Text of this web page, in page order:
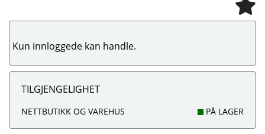
Kun innloggede kan handle.
TILGJENGELIGHET
NETTBUTIKK OG VAREHUS PÅ LAGER